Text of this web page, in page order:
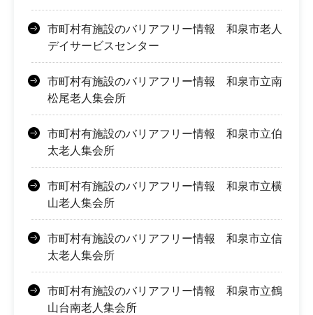
市町村有施設のバリアフリー情報 和泉市老人
デイサービスセンター
市町村有施設のバリアフリー情報 和泉市立南
松尾老人集会所
市町村有施設のバリアフリー情報 和泉市立伯
太老人集会所
市町村有施設のバリアフリー情報 和泉市立横
山老人集会所
市町村有施設のバリアフリー情報 和泉市立信
太老人集会所
市町村有施設のバリアフリー情報 和泉市立鶴
山台南老人集会所